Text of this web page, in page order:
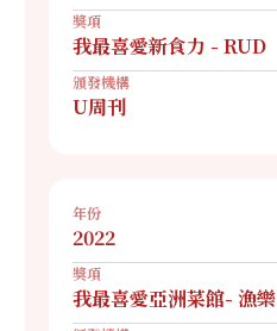
獎項
我最喜愛新食力 - RUD
頒發機構
U周刊
年份
2022
獎項
我最喜愛亞洲菜館- 漁樂